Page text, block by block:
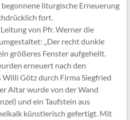
liturgische Erneuerung
fort.
von Pfr. Werner die
„Der recht dunkle
größeres Fenster aufgehellt.
erneuert nach den
Götz durch Firma Siegfried
Altar wurde von der Wand
und ein Taufstein aus
künstlerisch gefertigt. Mit